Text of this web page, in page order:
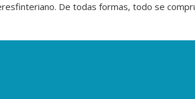
De todas formas, todo se